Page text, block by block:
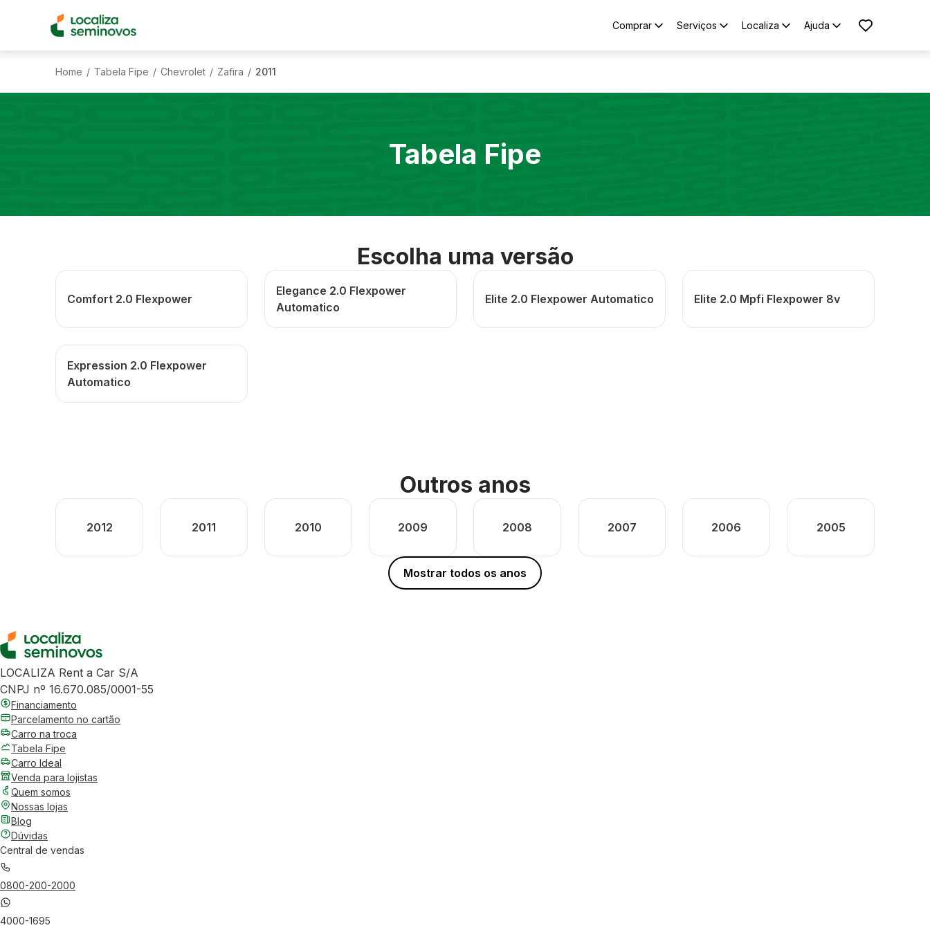
Comprar Serviços Localiza Ajuda
Home / Tabela Fipe / Chevrolet / Zafira / 2011
Tabela Fipe
Escolha uma versão
Comfort 2.0 Flexpower
Elegance 2.0 Flexpower
Automatico
Elite 2.0 Flexpower Automatico Elite 2.0 Mpfi Flexpower 8v
Expression 2.0 Flexpower
Automatico
Outros anos
2012 2011 2010 2009 2008 2007 2006 2005
Mostrar todos os anos
LOCALIZA Rent a Car S/A
CNPJ nº 16.670.085/0001-55
Financiamento
Parcelamento no cartão
Carro na troca
Tabela Fipe
Carro Ideal
Venda para lojistas
Quem somos
Nossas lojas
Blog
Dúvidas
Central de vendas
0800-200-2000
4000-1695